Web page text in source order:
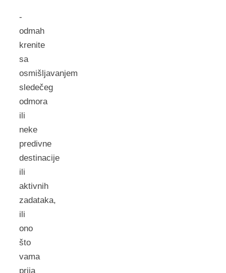
-
odmah
krenite
sa
osmišljavanjem
sledečeg
odmora
ili
neke
predivne
destinacije
ili
aktivnih
zadataka,
ili
ono
što
vama
prija